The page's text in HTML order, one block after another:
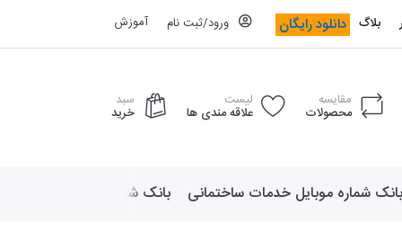
بلاگ دانلود رایگان ورود/ثبت نام آموزش
مقایسه
محصولات
لیست
علاقه مندی ها
سبد
خرید
شماره موبایل خدمات ساختمانی بانک شماره موبایل لوازم